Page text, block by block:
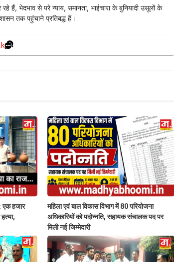
हैं, भेदभाव से परे न्याय, समानता, भाईचारा के बुनियादी उसूलों के
तक पहुंचाने प्रतिबद्ध हैं।
एक हजार
महिला एवं बाल विकास विभाग में 80 परियोजना
अधिकारियों को पदोन्नति, सहायक संचालक पद पर
मिली नई जिम्मेदारी